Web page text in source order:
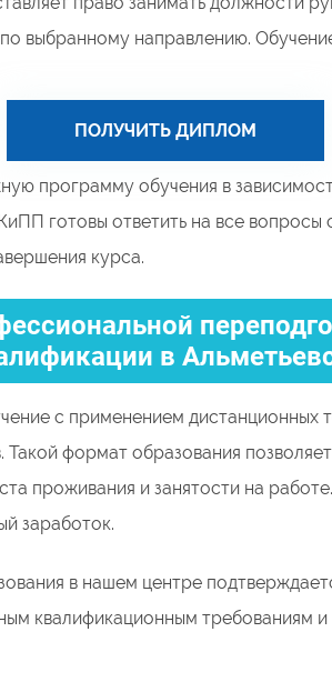
по выбранному направлению.
ПОЛУЧИТЬ ДИПЛОМ
программу обучения в
готовы ответить на все вопросы
курса.
в
с применением дистанционных
формат образования
проживания и занятости на
заработок.
в нашем центре
квалификационным требованиям